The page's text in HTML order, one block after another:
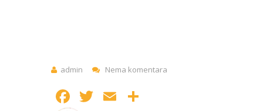
admin Nema komentara
Facebook
Twitter
Email